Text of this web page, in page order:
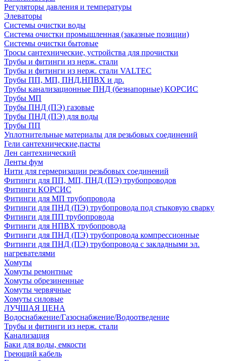
Регуляторы давления и температуры
Элеваторы
Системы очистки воды
Система очистки промышленная (заказные позиции)
Системы очистки бытовые
Тросы сантехнические, устройства для прочистки
Трубы и фитинги из нерж. стали
Трубы и фитинги из нерж. стали VALTEC
Трубы ПП, МП, ПНД,НПВХ и др.
Трубы канализационные ПНД (безнапорные) КОРСИС
Трубы МП
Трубы ПНД (ПЭ) газовые
Трубы ПНД (ПЭ) для воды
Трубы ПП
Уплотнительные материалы для резьбовых соединений
Гели сантехнические,пасты
Лен сантехнический
Ленты фум
Нити для гермеризации резьбовых соединений
Фитинги для ПП, МП, ПНД (ПЭ) трубопроводов
Фитинги КОРСИС
Фитинги для МП трубопровода
Фитинги для ПНД (ПЭ) трубопровода под стыковую сварку
Фитинги для ПП трубопровода
Фитинги для НПВХ трубопровода
Фитинги для ПНД (ПЭ) трубопровода компрессионные
Фитинги для ПНД (ПЭ) трубопровода с закладными эл.
нагревателями
Хомуты
Хомуты ремонтные
Хомуты обрезиненные
Хомуты червячные
Хомуты силовые
ЛУЧШАЯ ЦЕНА
Водоснабжение/Газоснабжение/Водоотведение
Трубы и фитинги из нерж. стали
Канализация
Баки для воды, емкости
Греющий кабель